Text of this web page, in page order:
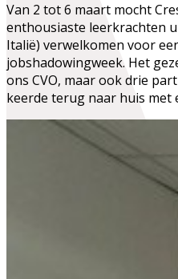
Van 2 tot 6 maart mocht
enthousiaste leerkrachten
Italië) verwelkomen voor
jobshadowingweek. Het
ons CVO, maar ook drie
keerde terug naar huis met